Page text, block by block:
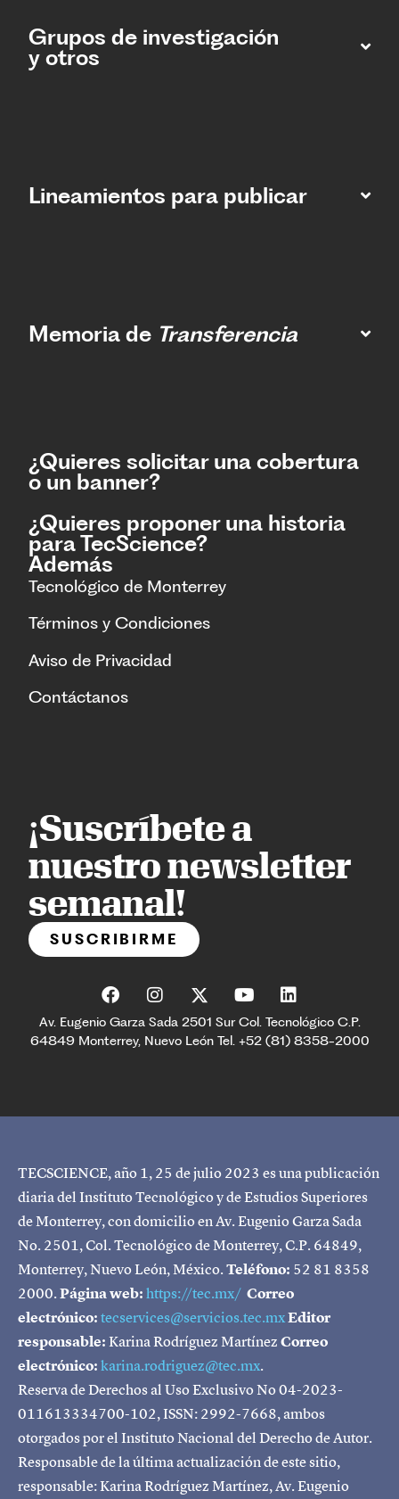
Grupos de investigación
y otros
Lineamientos para publicar
Memoria de Transferencia
¿Quieres solicitar una cobertura
o un banner?
¿Quieres proponer una historia
para TecScience?
Además
Tecnológico de Monterrey
Términos y Condiciones
Aviso de Privacidad
Contáctanos
¡Suscríbete a
nuestro newsletter
semanal!
SUSCRIBIRME
Av. Eugenio Garza Sada 2501 Sur Col. Tecnológico C.P.
64849 Monterrey, Nuevo León Tel. +52 (81) 8358-2000
TECSCIENCE, año 1, 25 de julio 2023 es una publicación
diaria del Instituto Tecnológico y de Estudios Superiores
de Monterrey, con domicilio en Av. Eugenio Garza Sada
No. 2501, Col. Tecnológico de Monterrey, C.P. 64849,
Monterrey, Nuevo León, México.Teléfono: 52 81 8358
2000.Página web:https://tec.mx/ Correo
electrónico:tecservices@servicios.tec.mxEditor
responsable:Karina Rodríguez MartínezCorreo
electrónico:karina.rodriguez@tec.mx.
Reserva de Derechos al Uso Exclusivo No 04-2023-
011613334700-102, ISSN: 2992-7668, ambos
otorgados por el Instituto Nacional del Derecho de Autor.
Responsable de la última actualización de este sitio,
responsable: Karina Rodríguez Martínez, Av. Eugenio